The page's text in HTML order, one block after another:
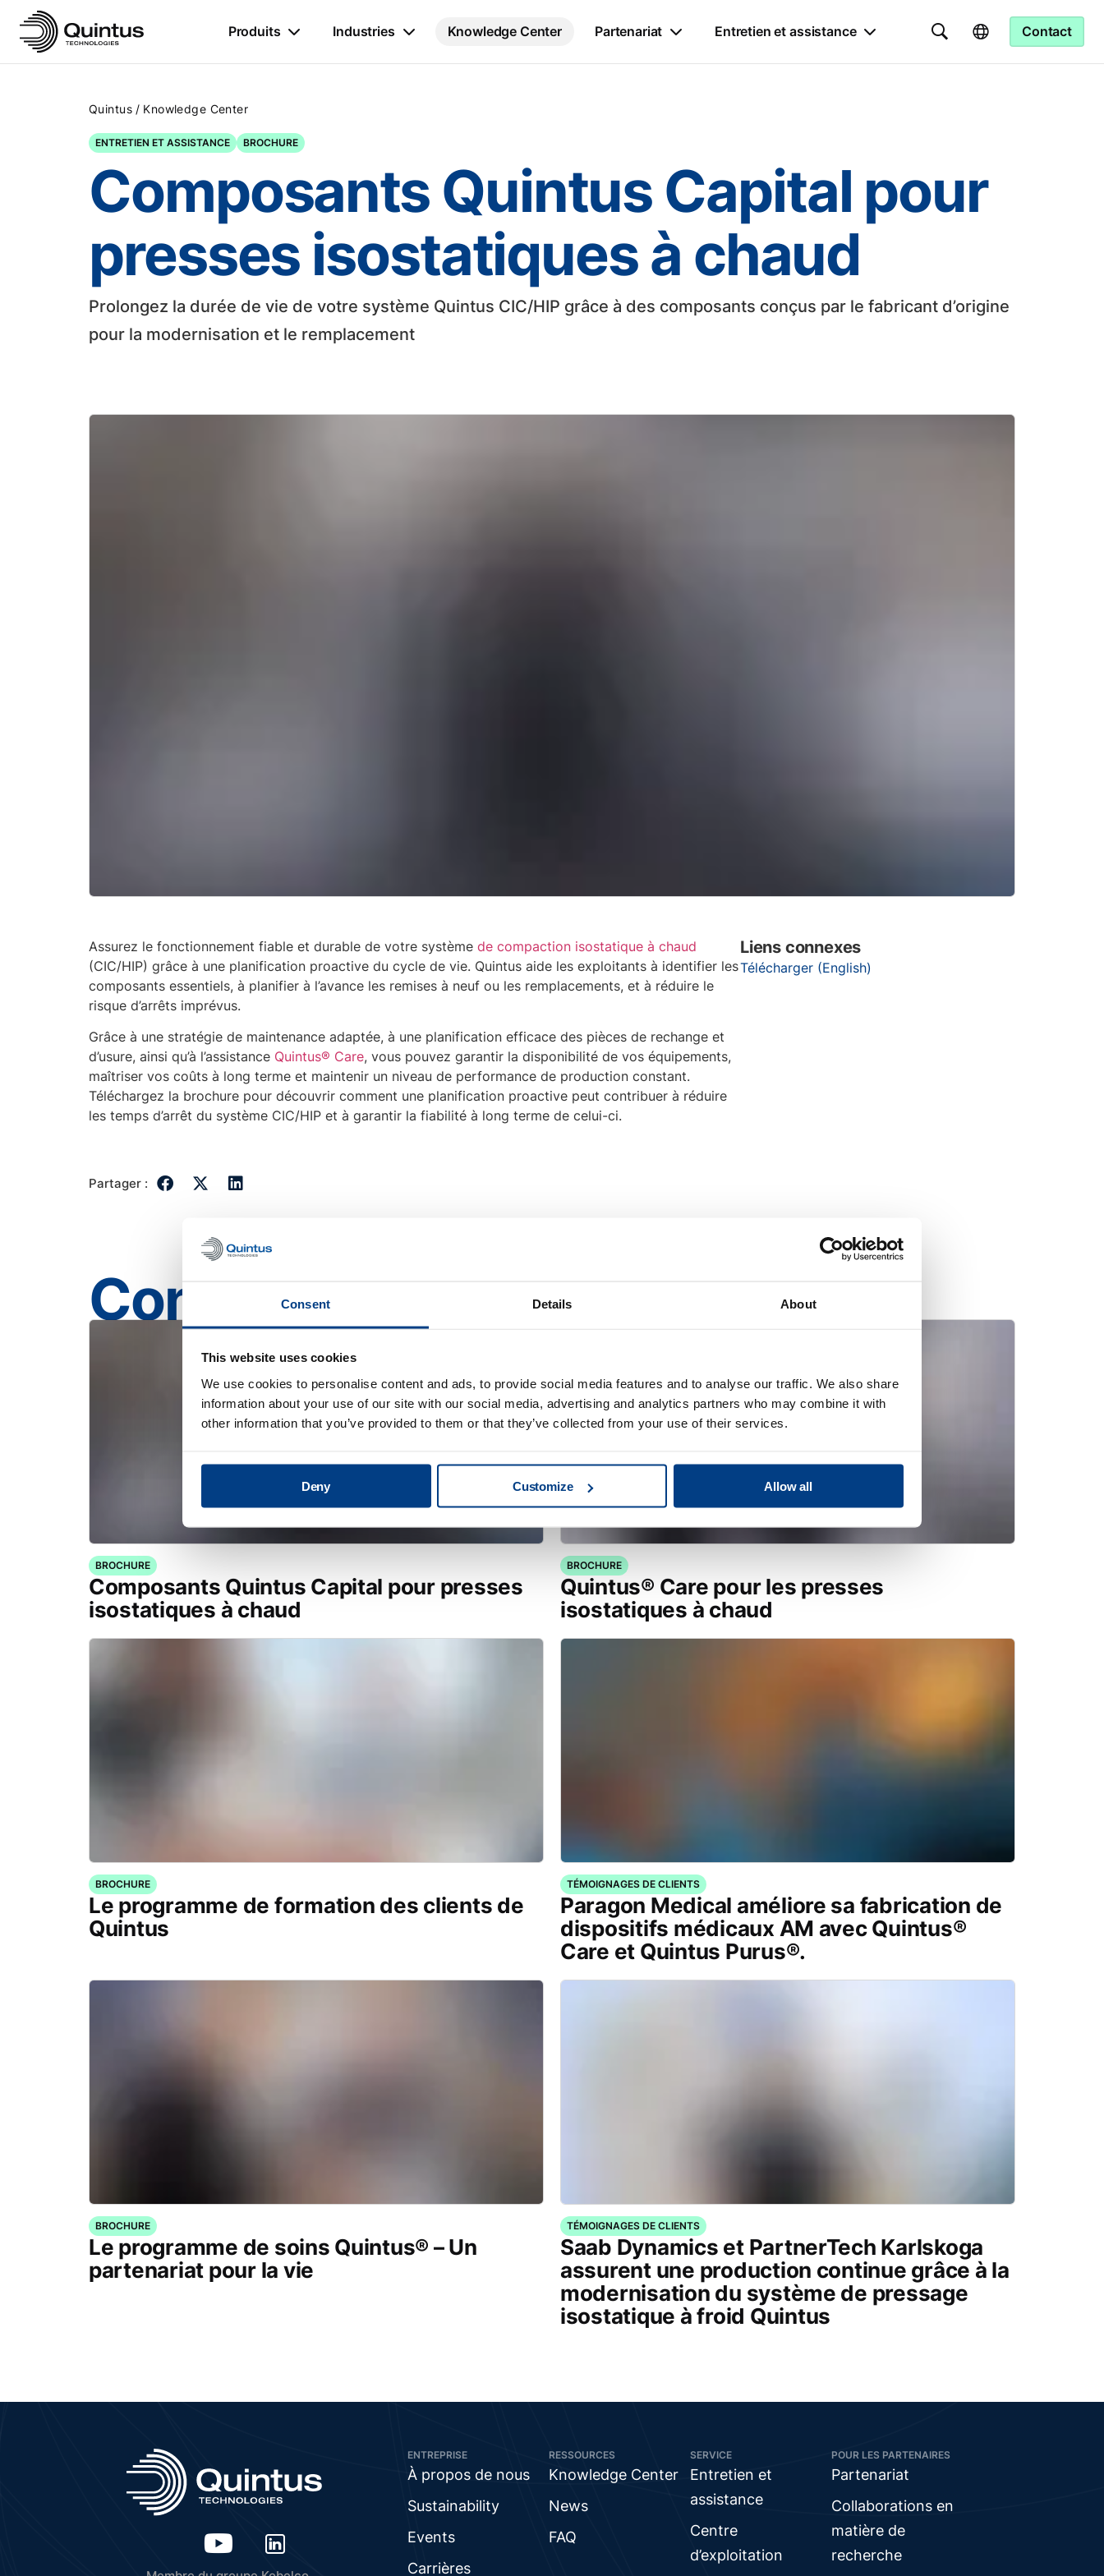
Consent Details About
This website uses cookies
We use cookies to personalise content and ads, to provide social media features and to analyse our traffic. We also share
information about your use of our site with our social media, advertising and analytics partners who may combine it with
other information that you’ve provided to them or that they’ve collected from your use of their services.
Deny Customize Allow all
Produits Industries Knowledge Center Partenariat Entretien et assistance Contact
Quintus / Knowledge Center
ENTRETIEN ET ASSISTANCE BROCHURE
Composants Quintus Capital pour
presses isostatiques à chaud
Prolongez la durée de vie de votre système Quintus CIC/HIP grâce à des composants conçus par le fabricant d’origine
pour la modernisation et le remplacement
Assurez le fonctionnement fiable et durable de votre système de compaction isostatique à chaud
(CIC/HIP) grâce à une planification proactive du cycle de vie. Quintus aide les exploitants à identifier les
composants essentiels, à planifier à l’avance les remises à neuf ou les remplacements, et à réduire le
risque d’arrêts imprévus.
Grâce à une stratégie de maintenance adaptée, à une planification efficace des pièces de rechange et
d’usure, ainsi qu’à l’assistance Quintus® Care, vous pouvez garantir la disponibilité de vos équipements,
maîtriser vos coûts à long terme et maintenir un niveau de performance de production constant.
Téléchargez la brochure pour découvrir comment une planification proactive peut contribuer à réduire
les temps d’arrêt du système CIC/HIP et à garantir la fiabilité à long terme de celui-ci.
Liens connexes
Télécharger (English)
Partager :
Contenu connexe
BROCHURE
Composants Quintus Capital pour presses
isostatiques à chaud
BROCHURE
Quintus® Care pour les presses
isostatiques à chaud
BROCHURE
Le programme de formation des clients de
Quintus
TÉMOIGNAGES DE CLIENTS
Paragon Medical améliore sa fabrication de
dispositifs médicaux AM avec Quintus®
Care et Quintus Purus®.
BROCHURE
Le programme de soins Quintus® – Un
partenariat pour la vie
TÉMOIGNAGES DE CLIENTS
Saab Dynamics et PartnerTech Karlskoga
assurent une production continue grâce à la
modernisation du système de pressage
isostatique à froid Quintus
ENTREPRISE
À propos de nous
Sustainability
Events
Carrières
RESSOURCES
Knowledge Center
News
FAQ
SERVICE
Entretien et
assistance
Centre
d’exploitation
POUR LES PARTENAIRES
Partenariat
Collaborations en
matière de
recherche